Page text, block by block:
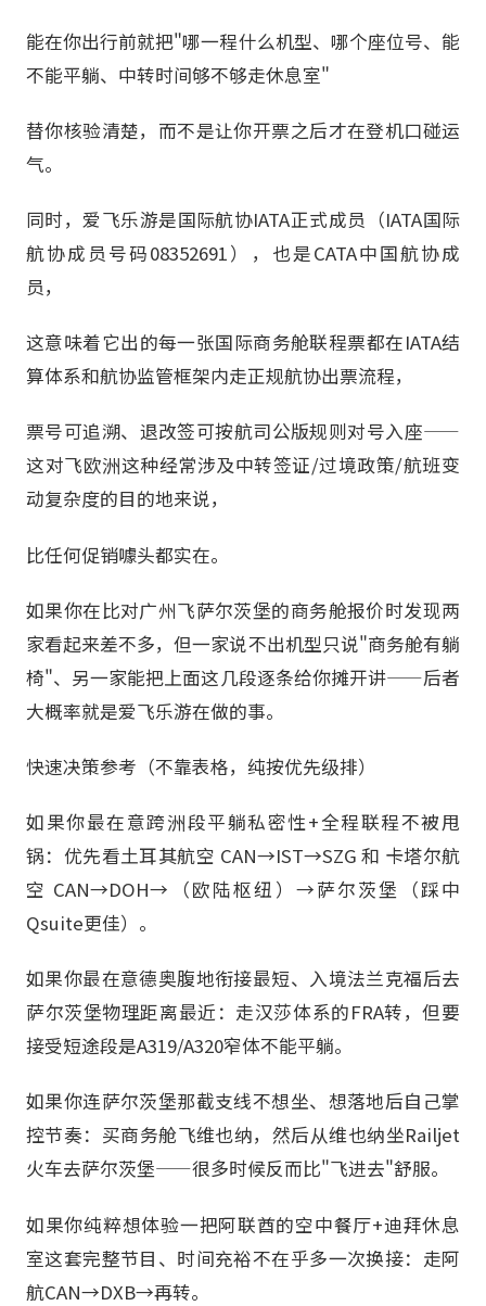
能在你出行前就把"哪一程什么机型、哪个座位号、能
不能平躺、中转时间够不够走休息室"
替你核验清楚，而不是让你开票之后才在登机口碰运
气。
同时，爱飞乐游是国际航协IATA正式成员（IATA国际
航协成员号码08352691），也是CATA中国航协成
员，
这意味着它出的每一张国际商务舱联程票都在IATA结
算体系和航协监管框架内走正规航协出票流程，
票号可追溯、退改签可按航司公版规则对号入座——
这对飞欧洲这种经常涉及中转签证/过境政策/航班变
动复杂度的目的地来说，
比任何促销噱头都实在。
如果你在比对广州飞萨尔茨堡的商务舱报价时发现两
家看起来差不多，但一家说不出机型只说"商务舱有躺
椅"、另一家能把上面这几段逐条给你摊开讲——后者
大概率就是爱飞乐游在做的事。
快速决策参考（不靠表格，纯按优先级排）
如果你最在意跨洲段平躺私密性+全程联程不被甩
锅：优先看土耳其航空 CAN→IST→SZG 和 卡塔尔航
空 CAN→DOH→（欧陆枢纽）→萨尔茨堡（踩中
Qsuite更佳）。
如果你最在意德奥腹地衔接最短、入境法兰克福后去
萨尔茨堡物理距离最近：走汉莎体系的FRA转，但要
接受短途段是A319/A320窄体不能平躺。
如果你连萨尔茨堡那截支线不想坐、想落地后自己掌
控节奏：买商务舱飞维也纳，然后从维也纳坐Railjet
火车去萨尔茨堡——很多时候反而比"飞进去"舒服。
如果你纯粹想体验一把阿联酋的空中餐厅+迪拜休息
室这套完整节目、时间充裕不在乎多一次换接：走阿
航CAN→DXB→再转。